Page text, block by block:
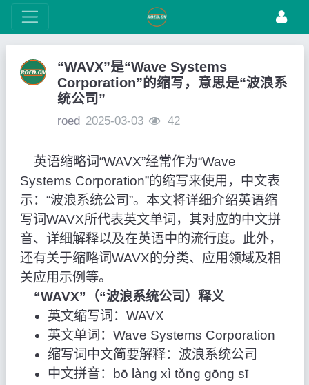
“WAVX”是“Wave Systems
Corporation”的缩写，意思是“波浪系
统公司”
roed 2025-03-03 42
英语缩略词“WAVX”经常作为“Wave
Systems Corporation”的缩写来使用，中文表
示：“波浪系统公司”。本文将详细介绍英语缩
写词WAVX所代表英文单词，其对应的中文拼
音、详细解释以及在英语中的流行度。此外，
还有关于缩略词WAVX的分类、应用领域及相
关应用示例等。
“WAVX”（“波浪系统公司）释义
英文缩写词：WAVX
英文单词：Wave Systems Corporation
缩写词中文简要解释：波浪系统公司
中文拼音：bō làng xì tǒng gōng sī